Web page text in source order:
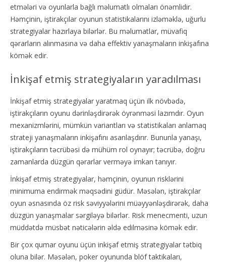
etmələri və oyunlarla bağlı məlumatlı olmaları önəmlidir.
Həmçinin, iştirakçılar oyunun statistikalarını izləməklə, uğurlu
strategiyalar hazırlaya bilərlər. Bu məlumatlar, müvafiq
qərarların alınmasına və daha effektiv yanaşmaların inkişafına
kömək edir.
İnkişaf etmiş strategiyaların yaradılması
İnkişaf etmiş strategiyalar yaratmaq üçün ilk növbədə,
iştirakçıların oyunu dərinləşdirərək öyrənməsi lazımdır. Oyun
mexanizmlərini, mümkün variantları və statistikaları anlamaq
strateji yanaşmaların inkişafını asanlaşdırır. Bununla yanaşı,
iştirakçıların təcrübəsi də mühüm rol oynayır; təcrübə, doğru
zamanlarda düzgün qərarlar verməyə imkan tanıyır.
İnkişaf etmiş strategiyalar, həmçinin, oyunun risklərini
minimuma endirmək məqsədini güdür. Məsələn, iştirakçılar
oyun əsnasında öz risk səviyyələrini müəyyənləşdirərək, daha
düzgün yanaşmalar sərgiləyə bilərlər. Risk menecmenti, uzun
müddətdə müsbət nəticələrin əldə edilməsinə kömək edir.
Bir çox qumar oyunu üçün inkişaf etmiş strategiyalar tətbiq
oluna bilər. Məsələn, poker oyununda blöf taktikaları,